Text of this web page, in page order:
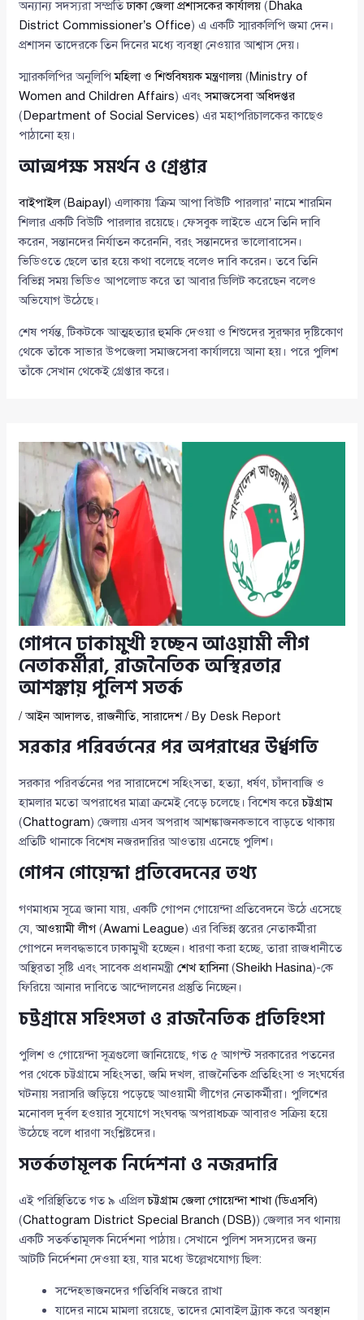
অন্যান্য সদস্যরা সম্প্রতিঢাকা জেলা প্রশাসকের কার্যালয় (Dhaka
District Commissioner’s Office) এ একটি স্মারকলিপি জমা দেন।
প্রশাসন তাদেরকে তিন দিনের মধ্যে ব্যবস্থা নেওয়ার আশ্বাস দেয়।
স্মারকলিপির অনুলিপিমহিলা ও শিশুবিষয়ক মন্ত্রণালয় (Ministry of
Women and Children Affairs) এবংসমাজসেবা অধিদপ্তর
(Department of Social Services) এর মহাপরিচালকের কাছেও
পাঠানো হয়।
আত্মপক্ষ সমর্থন ও গ্রেপ্তার
বাইপাইল(Baipayl) এলাকায় ‘ক্রিম আপা বিউটি পারলার’ নামে শারমিন
শিলার একটি বিউটি পারলার রয়েছে। ফেসবুক লাইভে এসে তিনি দাবি
করেন, সন্তানদের নির্যাতন করেননি, বরং সন্তানদের ভালোবাসেন।
ভিডিওতে ছেলে তার হয়ে কথা বলেছে বলেও দাবি করেন। তবে তিনি
বিভিন্ন সময় ভিডিও আপলোড করে তা আবার ডিলিট করেছেন বলেও
অভিযোগ উঠেছে।
শেষ পর্যন্ত, টিকটকে আত্মহত্যার হুমকি দেওয়া ও শিশুদের সুরক্ষার দৃষ্টিকোণ
থেকে তাঁকে সাভার উপজেলা সমাজসেবা কার্যালয়ে আনা হয়। পরে পুলিশ
তাঁকে সেখান থেকেই গ্রেপ্তার করে।
গোপনে ঢাকামুখী হচ্ছেন আওয়ামী লীগ
নেতাকর্মীরা, রাজনৈতিক অস্থিরতার
আশঙ্কায় পুলিশ সতর্ক
/আইন আদালত,রাজনীতি,সারাদেশ/ By Desk Report
সরকার পরিবর্তনের পর অপরাধের উর্ধ্বগতি
সরকার পরিবর্তনের পর সারাদেশে সহিংসতা, হত্যা, ধর্ষণ, চাঁদাবাজি ও
হামলার মতো অপরাধের মাত্রা ক্রমেই বেড়ে চলেছে। বিশেষ করেচট্টগ্রাম
(Chattogram) জেলায় এসব অপরাধ আশঙ্কাজনকভাবে বাড়তে থাকায়
প্রতিটি থানাকে বিশেষ নজরদারির আওতায় এনেছে পুলিশ।
গোপন গোয়েন্দা প্রতিবেদনের তথ্য
গণমাধ্যম সূত্রে জানা যায়, একটি গোপন গোয়েন্দা প্রতিবেদনে উঠে এসেছে
যে,আওয়ামী লীগ(Awami League) এর বিভিন্ন স্তরের নেতাকর্মীরা
গোপনে দলবদ্ধভাবে ঢাকামুখী হচ্ছেন। ধারণা করা হচ্ছে, তারা রাজধানীতে
অস্থিরতা সৃষ্টি এবং সাবেক প্রধানমন্ত্রীশেখ হাসিনা(Sheikh Hasina)-কে
ফিরিয়ে আনার দাবিতে আন্দোলনের প্রস্তুতি নিচ্ছেন।
চট্টগ্রামে সহিংসতা ও রাজনৈতিক প্রতিহিংসা
পুলিশ ও গোয়েন্দা সূত্রগুলো জানিয়েছে, গত ৫ আগস্ট সরকারের পতনের
পর থেকে চট্টগ্রামে সহিংসতা, জমি দখল, রাজনৈতিক প্রতিহিংসা ও সংঘর্ষের
ঘটনায় সরাসরি জড়িয়ে পড়েছে আওয়ামী লীগের নেতাকর্মীরা। পুলিশের
মনোবল দুর্বল হওয়ার সুযোগে সংঘবদ্ধ অপরাধচক্র আবারও সক্রিয় হয়ে
উঠেছে বলে ধারণা সংশ্লিষ্টদের।
সতর্কতামূলক নির্দেশনা ও নজরদারি
এই পরিস্থিতিতে গত ৯ এপ্রিলচট্টগ্রাম জেলা গোয়েন্দা শাখা (ডিএসবি)
(Chattogram District Special Branch (DSB)) জেলার সব থানায়
একটি সতর্কতামূলক নির্দেশনা পাঠায়। সেখানে পুলিশ সদস্যদের জন্য
আটটি নির্দেশনা দেওয়া হয়, যার মধ্যে উল্লেখযোগ্য ছিল:
সন্দেহভাজনদের গতিবিধি নজরে রাখা
যাদের নামে মামলা রয়েছে, তাদের মোবাইল ট্র্যাক করে অবস্থান